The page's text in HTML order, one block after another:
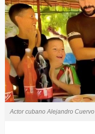
Actor cubano Alejandro Cuervo